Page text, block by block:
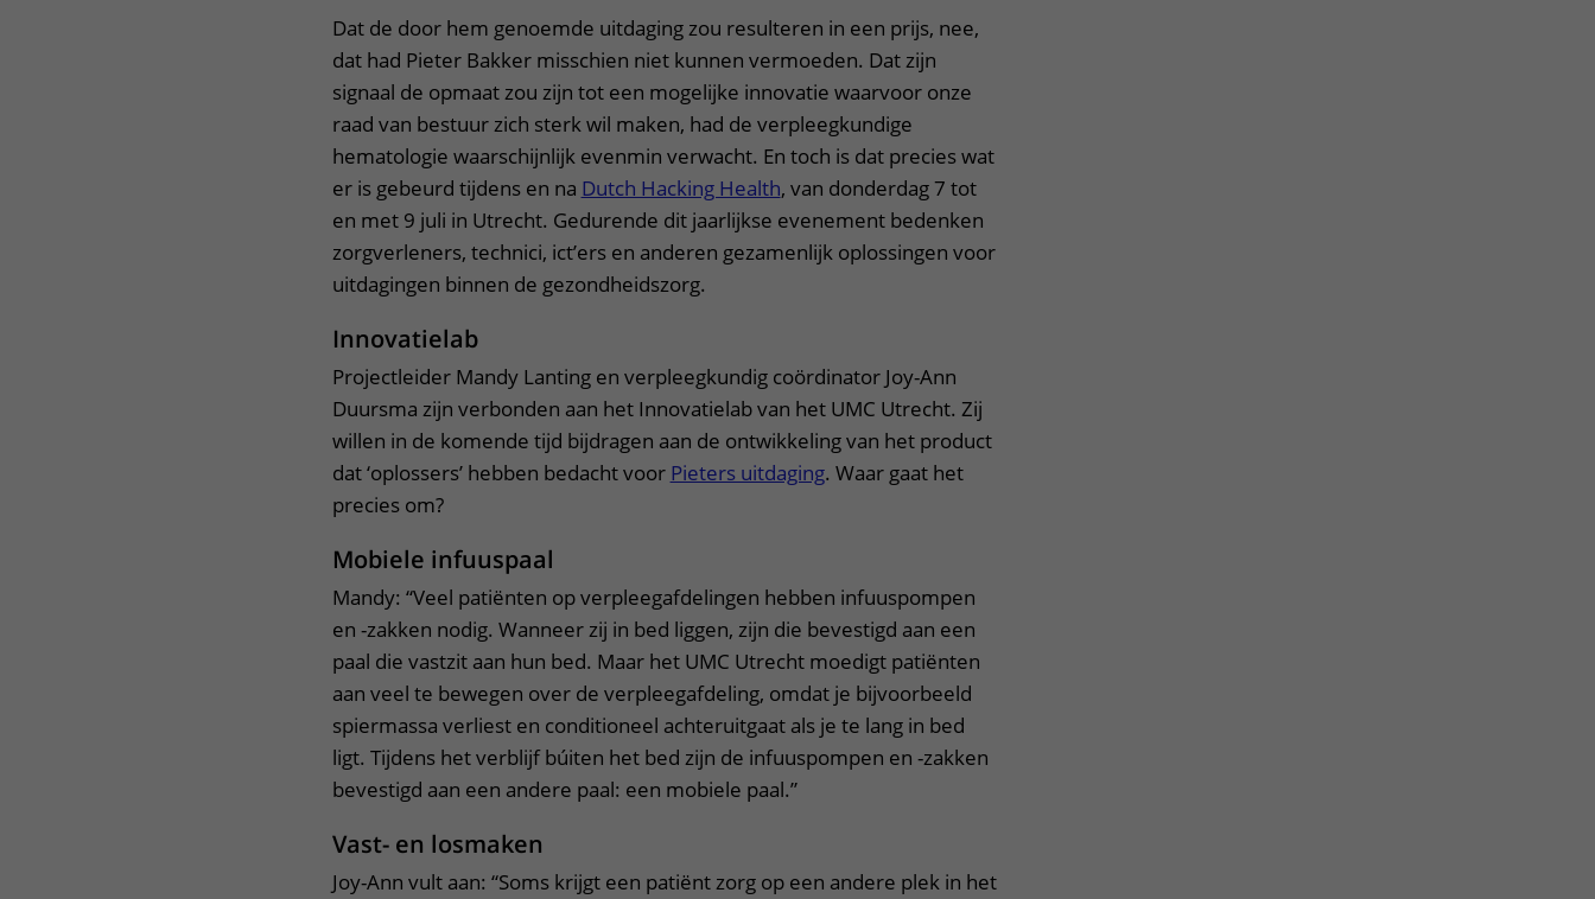
Dat de door hem genoemde uitdaging zou resulteren in een prijs, nee,
dat had Pieter Bakker misschien niet kunnen vermoeden. Dat zijn
signaal de opmaat zou zijn tot een mogelijke innovatie waarvoor onze
raad van bestuur zich sterk wil maken, had de verpleegkundige
hematologie waarschijnlijk evenmin verwacht. En toch is dat precies wat
er is gebeurd tijdens en na Dutch Hacking Health, van donderdag 7 tot
en met 9 juli in Utrecht. Gedurende dit jaarlijkse evenement bedenken
zorgverleners, technici, ict’ers en anderen gezamenlijk oplossingen voor
uitdagingen binnen de gezondheidszorg.
Innovatielab
Projectleider Mandy Lanting en verpleegkundig coördinator Joy-Ann
Duursma zijn verbonden aan het Innovatielab van het UMC Utrecht. Zij
willen in de komende tijd bijdragen aan de ontwikkeling van het product
dat ‘oplossers’ hebben bedacht voor Pieters uitdaging. Waar gaat het
precies om?
Mobiele infuuspaal
Mandy: “Veel patiënten op verpleegafdelingen hebben infuuspompen
en -zakken nodig. Wanneer zij in bed liggen, zijn die bevestigd aan een
paal die vastzit aan hun bed. Maar het UMC Utrecht moedigt patiënten
aan veel te bewegen over de verpleegafdeling, omdat je bijvoorbeeld
spiermassa verliest en conditioneel achteruitgaat als je te lang in bed
ligt. Tijdens het verblijf búiten het bed zijn de infuuspompen en -zakken
bevestigd aan een andere paal: een mobiele paal.”
Vast- en losmaken
Joy-Ann vult aan: “Soms krijgt een patiënt zorg op een andere plek in het